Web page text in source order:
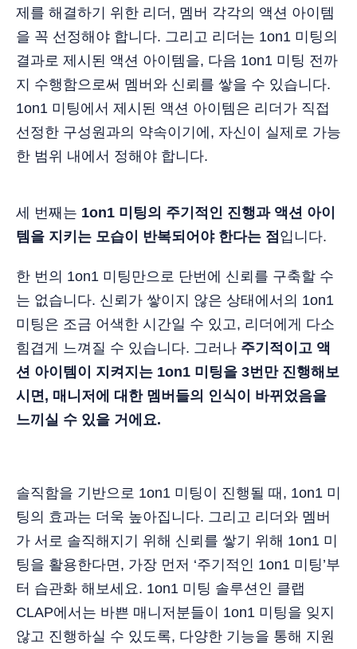
제를 해결하기 위한 리더, 멤버 각각의 액션 아이템
을 꼭 선정해야 합니다. 그리고 리더는 1on1 미팅의
결과로 제시된 액션 아이템을, 다음 1on1 미팅 전까
지 수행함으로써 멤버와 신뢰를 쌓을 수 있습니다.
1on1 미팅에서 제시된 액션 아이템은 리더가 직접
선정한 구성원과의 약속이기에, 자신이 실제로 가능
한 범위 내에서 정해야 합니다.
세 번째는 1on1 미팅의 주기적인 진행과 액션 아이
템을 지키는 모습이 반복되어야 한다는 점 입니다.
한 번의 1on1 미팅만으로 단번에 신뢰를 구축할 수
는 없습니다. 신뢰가 쌓이지 않은 상태에서의 1on1
미팅은 조금 어색한 시간일 수 있고, 리더에게 다소
힘겹게 느껴질 수 있습니다. 그러나 주기적이고 액
션 아이템이 지켜지는 1on1 미팅을 3번만 진행해보
시면, 매니저에 대한 멤버들의 인식이 바뀌었음을
느끼실 수 있을 거에요.
솔직함을 기반으로 1on1 미팅이 진행될 때, 1on1 미
팅의 효과는 더욱 높아집니다. 그리고 리더와 멤버
가 서로 솔직해지기 위해 신뢰를 쌓기 위해 1on1 미
팅을 활용한다면, 가장 먼저 ‘주기적인 1on1 미팅’부
터 습관화 해보세요. 1on1 미팅 솔루션인 클랩
CLAP에서는 바쁜 매니저분들이 1on1 미팅을 잊지
않고 진행하실 수 있도록, 다양한 기능을 통해 지원